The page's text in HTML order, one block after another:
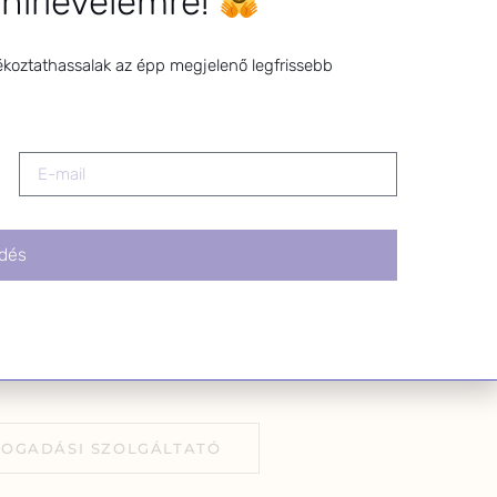
SZOLGÁLTATÓ
az épp megjelenő legfrissebb